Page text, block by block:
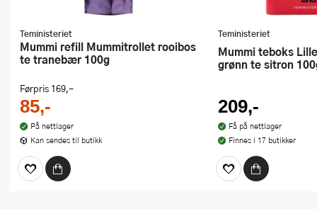
Teministeriet
Mummi refill Mummitrollet rooibos
te tranebær 100g
Førpris 169,-
85,-
På nettlager
Kan sendes til butikk
Teministeriet
Mummi teboks Lille My Lemon
grønn te sitron
209,-
Få på nettlager
Finnes i 17 butikker